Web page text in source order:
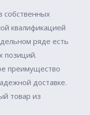
собственных
квалификацией
ряде есть
позиций.
преимущество
доставке.
товар из